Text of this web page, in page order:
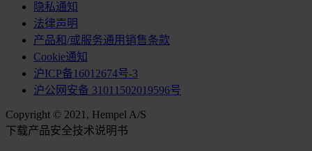
隐私通知
法律声明
产品和/或服务通用销售条款
Cookie通知
沪ICP备16012674号-3
沪公网安备 31011502019596号
Copyright © 2021, Hempel A/S
下载产品安全技术说明书